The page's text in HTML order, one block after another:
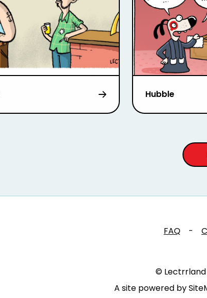
Hubble
FAQ -
©
A site powered by